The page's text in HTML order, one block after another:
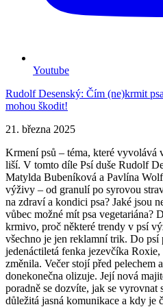
Youtube
Rudolf Desenský: Čím (ne)krmit
mohou škodit!
21. března 2025
Krmení psů – téma, které vyvolává
liší. V tomto díle Psí duše Rudolf
Matylda Bubeníková a Pavlína
výživy – od granulí po syrovou
na zdraví a kondici psa? Jaké jsou
vůbec možné mít psa vegetariána?
krmivo, proč některé trendy v psí
všechno je jen reklamní trik. Do psí
jedenáctiletá fenka jezevčíka
změnila. Večer stojí před pelechem
donekonečna olizuje. Její nová
poradně se dozvíte, jak se
důležitá jasná komunikace a kdy je